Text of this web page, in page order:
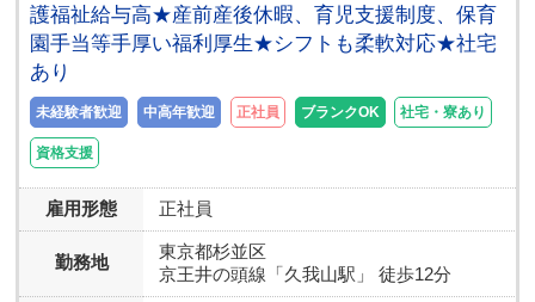
護福祉給与高★産前産後休暇、育児支援制度、保育
園手当等手厚い福利厚生★シフトも柔軟対応★社宅
あり
未経験者歓迎 中高年歓迎 正社員 ブランクOK 社宅・寮あり
資格支援
雇用形態 正社員
勤務地
東京都杉並区
京王井の頭線「久我山駅」 徒歩12分